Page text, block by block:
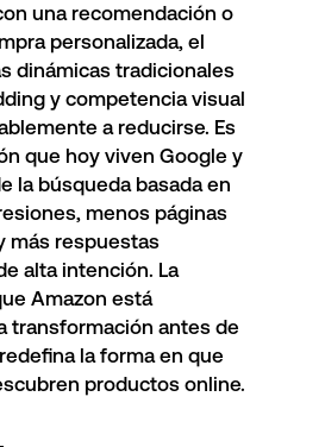
una recomendación o
personalizada, el
dinámicas tradicionales
y competencia visual
a reducirse. Es
que hoy viven Google y
la búsqueda basada en
menos páginas
más respuestas
alta intención. La
Amazon está
transformación antes de
la forma en que
productos online.